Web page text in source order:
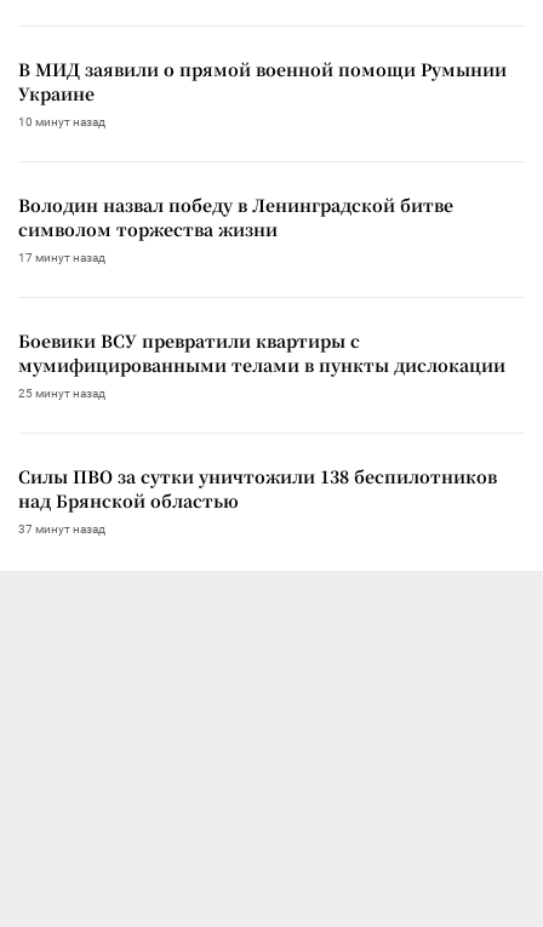
В МИД заявили о прямой военной помощи Румынии
Украине
10 минут назад
Володин назвал победу в Ленинградской битве
символом торжества жизни
17 минут назад
Боевики ВСУ превратили квартиры с
мумифицированными телами в пункты дислокации
25 минут назад
Силы ПВО за сутки уничтожили 138 беспилотников
над Брянской областью
37 минут назад